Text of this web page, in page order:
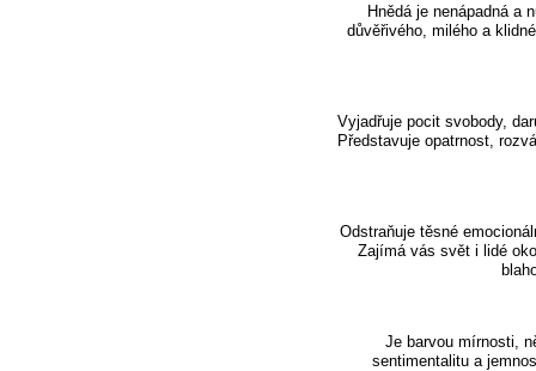
Hnědá je nenápadná a
důvěřivého, milého a
Vyjadřuje pocit svobody,
Představuje opatrnost,
Odstraňuje těsné
Zajímá vás svět i lidé
Je barvou mírnosti,
sentimentalitu a